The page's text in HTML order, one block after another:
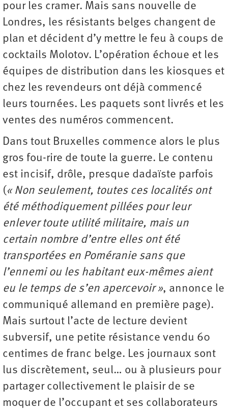
pour les cramer. Mais sans nouvelle de
Londres, les résistants belges changent de
plan et décident d’y mettre le feu à coups de
cocktails Molotov. L’opération échoue et les
équipes de distribution dans les kiosques et
chez les revendeurs ont déjà commencé
leurs tournées. Les paquets sont livrés et les
ventes des numéros commencent.
Dans tout Bruxelles commence alors le plus
gros fou-rire de toute la guerre. Le contenu
est incisif, drôle, presque dadaïste parfois
(« Non seulement, toutes ces localités ont
été méthodiquement pillées pour leur
enlever toute utilité militaire, mais un
certain nombre d’entre elles ont été
transportées en Poméranie sans que
l’ennemi ou les habitant eux-mêmes aient
eu le temps de s’en apercevoir », annonce le
communiqué allemand en première page).
Mais surtout l’acte de lecture devient
subversif, une petite résistance vendu 60
centimes de franc belge. Les journaux sont
lus discrètement, seul… ou à plusieurs pour
partager collectivement le plaisir de se
moquer de l’occupant et ses collaborateurs